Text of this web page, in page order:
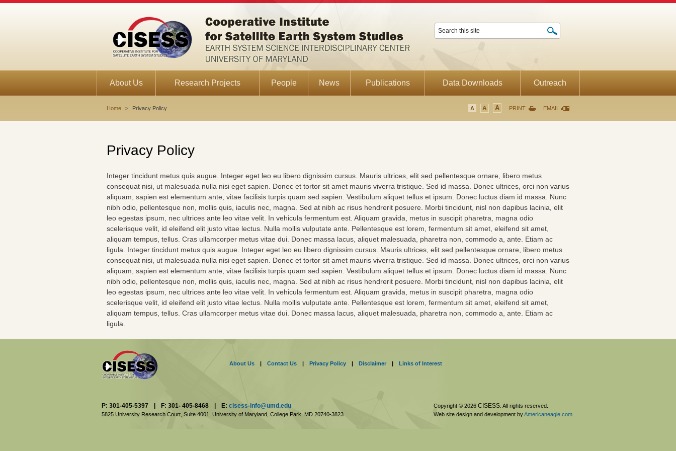
About Us Research Projects People News Publications Data Downloads Outreach
A A A PRINT EMAIL
Home > Privacy Policy
Privacy Policy
Integer tincidunt metus quis augue. Integer eget leo eu libero dignissim cursus. Mauris ultrices, elit sed pellentesque ornare, libero metus
consequat nisi, ut malesuada nulla nisi eget sapien. Donec et tortor sit amet mauris viverra tristique. Sed id massa. Donec ultrices, orci non varius
aliquam, sapien est elementum ante, vitae facilisis turpis quam sed sapien. Vestibulum aliquet tellus et ipsum. Donec luctus diam id massa. Nunc
nibh odio, pellentesque non, mollis quis, iaculis nec, magna. Sed at nibh ac risus hendrerit posuere. Morbi tincidunt, nisl non dapibus lacinia, elit
leo egestas ipsum, nec ultrices ante leo vitae velit. In vehicula fermentum est. Aliquam gravida, metus in suscipit pharetra, magna odio
scelerisque velit, id eleifend elit justo vitae lectus. Nulla mollis vulputate ante. Pellentesque est lorem, fermentum sit amet, eleifend sit amet,
aliquam tempus, tellus. Cras ullamcorper metus vitae dui. Donec massa lacus, aliquet malesuada, pharetra non, commodo a, ante. Etiam ac
ligula. Integer tincidunt metus quis augue. Integer eget leo eu libero dignissim cursus. Mauris ultrices, elit sed pellentesque ornare, libero metus
consequat nisi, ut malesuada nulla nisi eget sapien. Donec et tortor sit amet mauris viverra tristique. Sed id massa. Donec ultrices, orci non varius
aliquam, sapien est elementum ante, vitae facilisis turpis quam sed sapien. Vestibulum aliquet tellus et ipsum. Donec luctus diam id massa. Nunc
nibh odio, pellentesque non, mollis quis, iaculis nec, magna. Sed at nibh ac risus hendrerit posuere. Morbi tincidunt, nisl non dapibus lacinia, elit
leo egestas ipsum, nec ultrices ante leo vitae velit. In vehicula fermentum est. Aliquam gravida, metus in suscipit pharetra, magna odio
scelerisque velit, id eleifend elit justo vitae lectus. Nulla mollis vulputate ante. Pellentesque est lorem, fermentum sit amet, eleifend sit amet,
aliquam tempus, tellus. Cras ullamcorper metus vitae dui. Donec massa lacus, aliquet malesuada, pharetra non, commodo a, ante. Etiam ac
ligula.
About Us | Contact Us | Privacy Policy | Disclaimer | Links of Interest
P: 301-405-5397 | F: 301- 405-8468 | E: cisess-info@umd.edu
5825 University Research Court, Suite 4001, University of Maryland, College Park, MD 20740-3823
Copyright © 2026 CISESS . All rights reserved.
Web site design and development byAmericaneagle.com